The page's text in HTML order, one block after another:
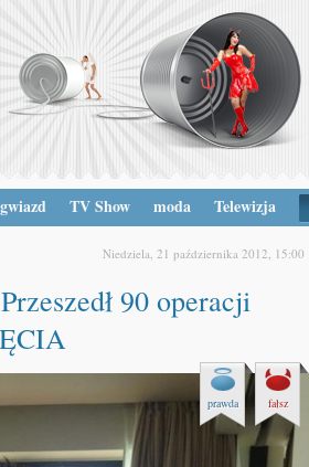
TV Show moda Telewizja
Niedziela, 21 października 2012, 15:00
90 operacji
prawda fałsz